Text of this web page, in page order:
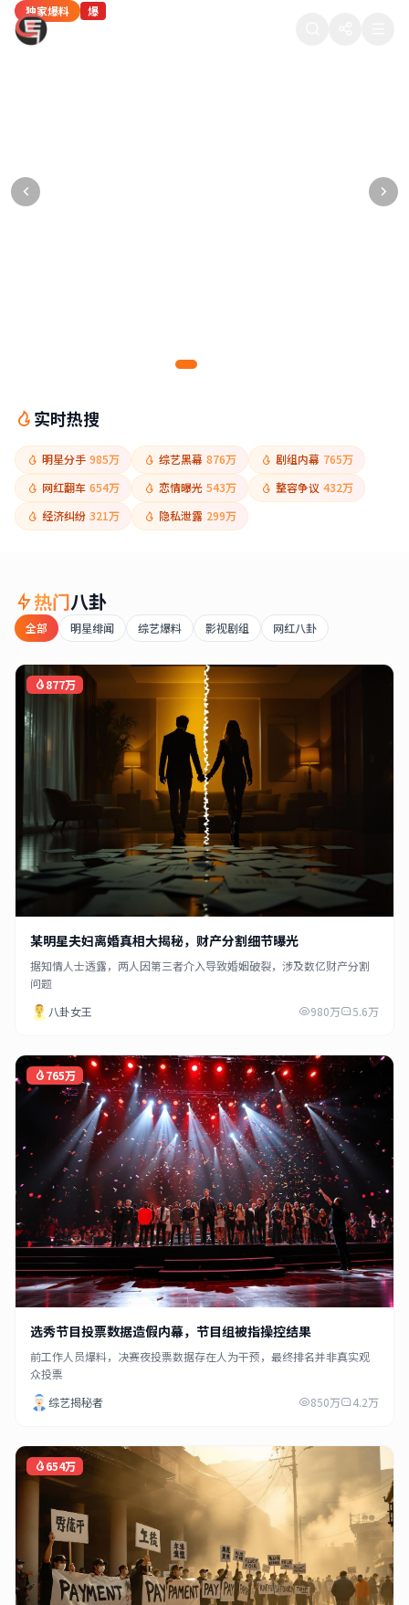
88在线吃瓜
独家爆料 爆
某顶流男星被曝深夜密会神秘女子，工作室紧
热门八卦 热
当红女星疑似隐婚生子，医院产检照片被流出
独家爆料 爆
某导演潜规则多名女演员，聊天记录被公开
热门八卦 热
热门综艺剪辑争议：某选手被淘汰的真实原因
网红八卦 新
知名网红直播间翻车，产品质量问题引众怒
实时热搜
明星分手 985万 综艺黑幕 876万 剧组内幕 765万
网红翻车 654万 恋情曝光 543万 整容争议 432万
经济纠纷 321万 隐私泄露 299万
热门八卦
全部 明星绯闻 综艺爆料 影视剧组 网红八卦
877万
某明星夫妇离婚真相大揭秘，财产分割细节曝光
据知情人士透露，两人因第三者介入导致婚姻破裂，涉及数亿财产分割
问题
八卦女王
980万 5.6万
765万
选秀节目投票数据造假内幕，节目组被指操控结果
前工作人员爆料，决赛夜投票数据存在人为干预，最终排名并非真实观
众投票
综艺揭秘者
850万 4.2万
654万